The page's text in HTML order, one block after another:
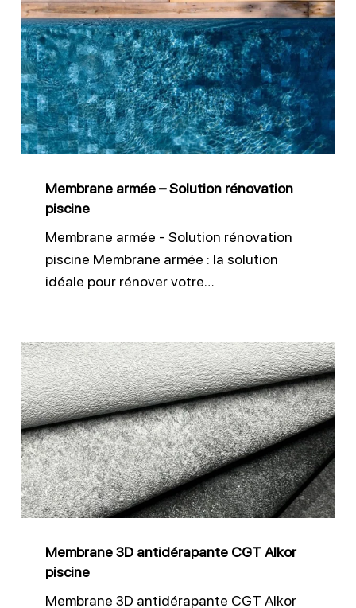
armée
–
Solution
rénovation
piscine
Membrane armée – Solution rénovation
piscine
Membrane armée - Solution rénovation
piscine Membrane armée : la solution
idéale pour rénover votre…
Membrane
3D
antidérapante
CGT
Alkor
piscine
Membrane 3D antidérapante CGT Alkor
piscine
Membrane 3D antidérapante CGT Alkor